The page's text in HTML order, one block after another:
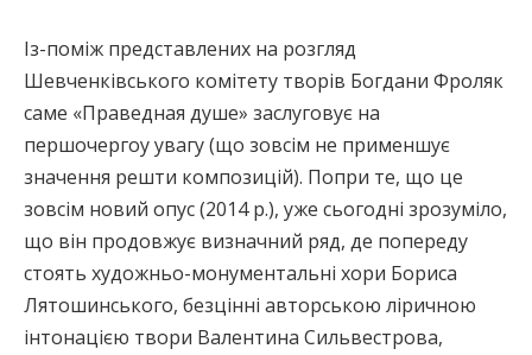
Із-поміж представлених на розгляд
Шевченківського комітету творів Богдани Фроляк
саме «Праведная душе» заслуговує на
першочергоу увагу (що зовсім не применшує
значення решти композицій). Попри те, що це
зовсім новий опус (2014 р.), уже сьогодні зрозуміло,
що він продовжує визначний ряд, де попереду
стоять художньо-монументальні хори Бориса
Лятошинського, безцінні авторською ліричною
інтонацією твори Валентина Сильвестрова,